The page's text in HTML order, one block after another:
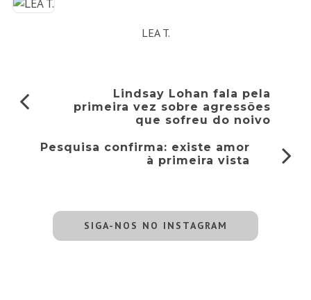
LEA T.
Lindsay Lohan fala pela
primeira vez sobre agressões
que sofreu do noivo
Pesquisa confirma: existe amor
à primeira vista
SIGA-NOS NO INSTAGRAM